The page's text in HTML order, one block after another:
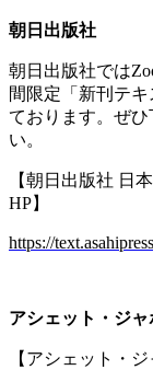
朝日出版社
朝日出版社では
間限定「新刊テ
ております。ぜひ
い。
【朝日出版社 日
HP】
https://
アシェット・ジャ
【アシェット・